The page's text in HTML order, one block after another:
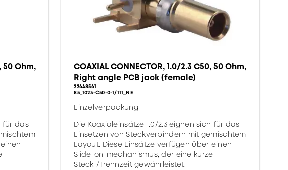
50 Ohm,
für das
COAXIAL CONNECTOR, 1.0/2.3 C50, 50 Ohm,
Right angle PCB jack (female)
22648561
85_1023-C50-0-1/111_NE
Einzelverpackung
Die Koaxialeinsätze 1.0/2.3 eignen sich für das
Einsetzen von Steckverbindern mit gemischtem
Layout. Diese Einsätze verfügen über einen
Slide-on-mechanismus, der eine kurze
Steck-/Trennzeit gewährleistet.